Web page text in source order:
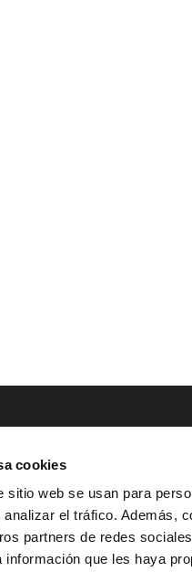
cookies
sitio web se usan para
el tráfico. Además,
partners de redes
información que les haya
CONTACTO
 Tel.: (+34) 900 800

HOLA@GRUPO-